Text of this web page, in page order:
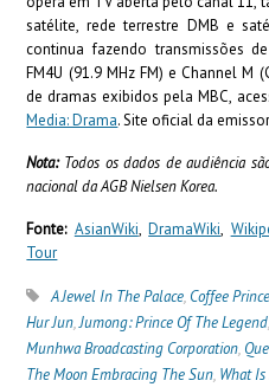
satélite, rede terrestre DMB e
continua fazendo transmissões
FM4U (91.9 MHz FM) e Channel M
de dramas exibidos pela MBC,
Media: Drama.Site oficial da
Nota:Todos os dados de audiência
nacional da AGB Nielsen Korea.
Fonte: AsianWiki,DramaWiki,
Tour
A Jewel In The Palace, Coffee
Hur Jun,Jumong: Prince Of The Legend
Munhwa Broadcasting Corporation,
The Moon Embracing The Sun, What